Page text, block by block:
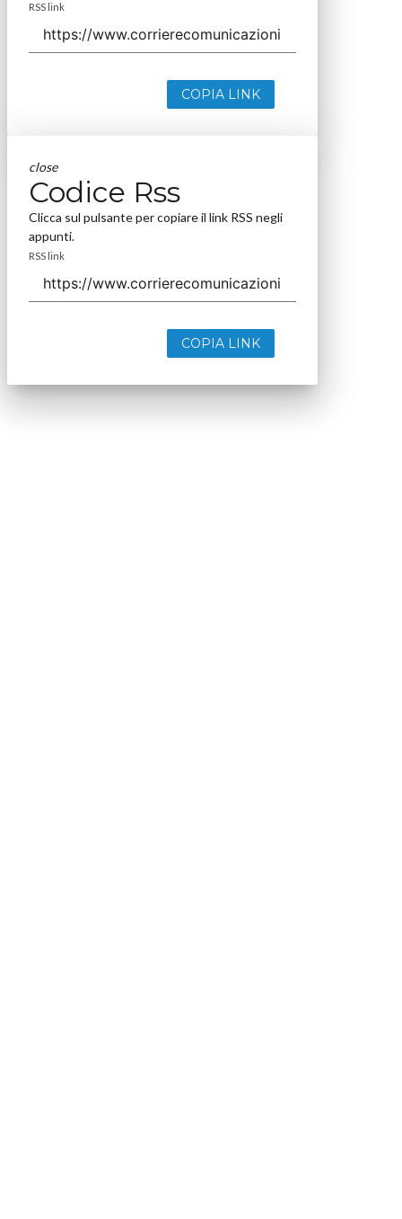
RSS link
COPIA LINK
close
Codice Rss
Clicca sul pulsante per copiare il link RSS negli
appunti.
RSS link
COPIA LINK